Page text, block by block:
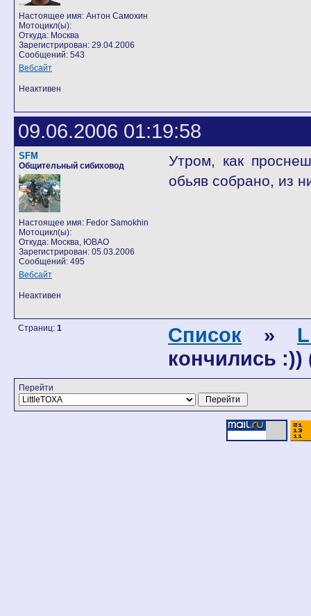
Настоящее имя: Антон Самохин
Мотоцикл(ы):
Откуда: Москва
Зарегистрирован: 29.04.2006
Сообщений: 543
Вебсайт
Неактивен
09.06.2006 01:19:58
SFM
Общительный сибиховод
Настоящее имя: Fedor Samokhin
Мотоцикл(ы):
Откуда: Москва, ЮВАО
Зарегистрирован: 05.03.2006
Сообщений: 495
Вебсайт
Утром, как
обьяв собрано, из
Неактивен
Страниц: 1 Список »
кончились :))
Перейти